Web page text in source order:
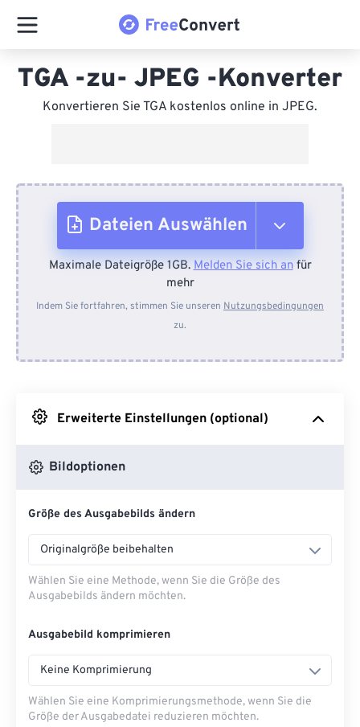
TGA -zu- JPEG -Konverter
Konvertieren Sie TGA kostenlos online in JPEG.
Dateien Auswählen
Vom Gerät
Von Dropbox
Maximale Dateigröße 1GB.Melden Sie sich anfür
mehr
Indem Sie fortfahren, stimmen Sie unseren Nutzungsbedingungen
zu.
Erweiterte Einstellungen (optional)
Bildoptionen
Größe des Ausgabebilds ändern
Originalgröße beibehalten
Wählen Sie eine Methode, wenn Sie die Größe des
Ausgabebilds ändern möchten.
Ausgabebild komprimieren
Keine Komprimierung
Wählen Sie eine Komprimierungsmethode, wenn Sie die
Größe der Ausgabedatei reduzieren möchten.